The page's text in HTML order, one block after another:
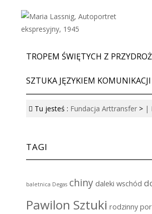
TROPEM ŚWIĘTYCH Z
SZTUKA JĘZYKIEM KOMUNIKACJI
Tu jesteś : Fundacja Arttransfer > |
TAGI
baletnica Degas chiny daleki wschód
Pawilon Sztuki rodzinny